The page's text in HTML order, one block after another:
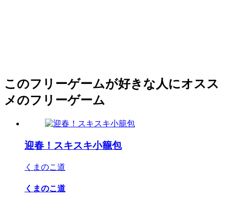
このフリーゲームが好きな人にオスス
メのフリーゲーム
迎春！スキスキ小籠包
くまのこ道
くまのこ道